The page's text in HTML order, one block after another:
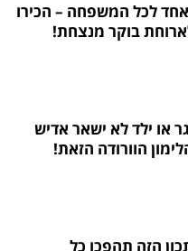
אחד לכל המשפחה – הכירו
בוקר מנצחת!
או ילד לא ישאר אדיש
הוורודה הזאת!
הזה תהפכו כל